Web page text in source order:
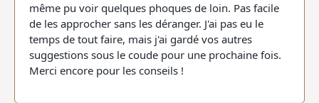
même pu voir quelques phoques de loin. Pas facile
de les approcher sans les déranger. J'ai pas eu le
temps de tout faire, mais j'ai gardé vos autres
suggestions sous le coude pour une prochaine fois.
Merci encore pour les conseils !